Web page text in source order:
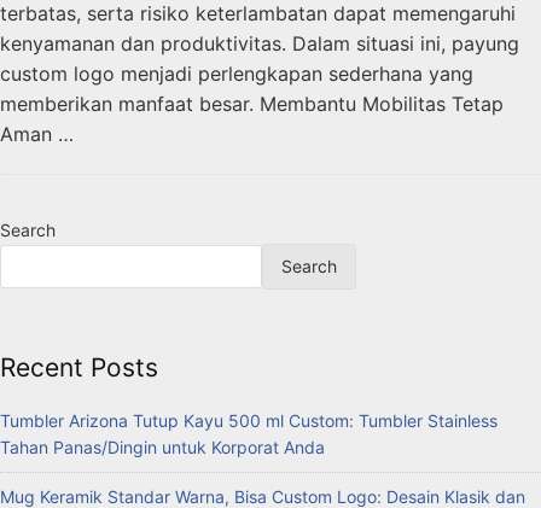
terbatas, serta risiko keterlambatan dapat memengaruhi
kenyamanan dan produktivitas. Dalam situasi ini, payung
custom logo menjadi perlengkapan sederhana yang
memberikan manfaat besar. Membantu Mobilitas Tetap
Aman …
Search
Search
Recent Posts
Tumbler Arizona Tutup Kayu 500 ml Custom: Tumbler Stainless
Tahan Panas/Dingin untuk Korporat Anda
Mug Keramik Standar Warna, Bisa Custom Logo: Desain Klasik dan